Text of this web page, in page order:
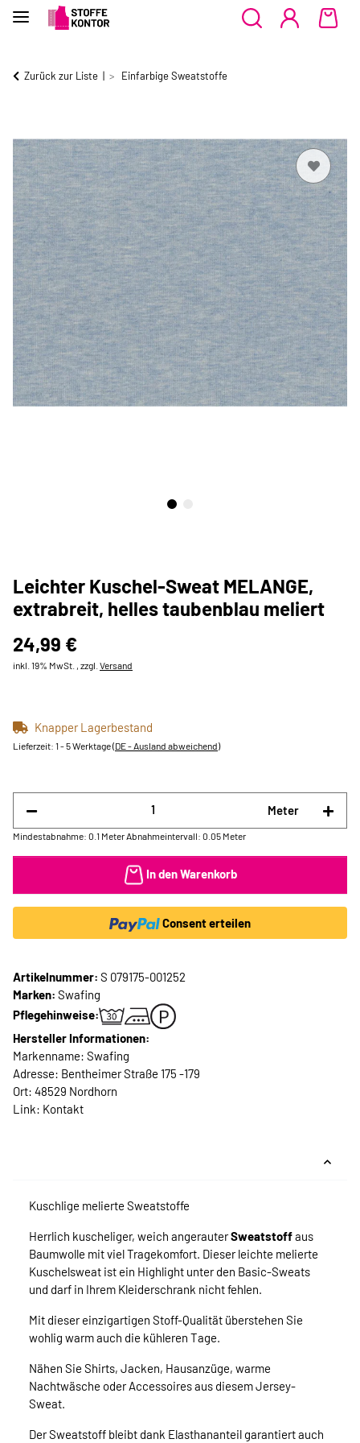
Zurück zur Liste Einfarbige Sweatstoffe
Leichter Kuschel-Sweat MELANGE,
extrabreit, helles taubenblau meliert
24,99 €
inkl. 19% MwSt. , zzgl. Versand
Knapper Lagerbestand
Lieferzeit: 1 - 5 Werktage(DE - Ausland abweichend)
Meter
Mindestabnahme: 0.1 Meter Abnahmeintervall: 0.05 Meter
In den Warenkorb
Consent erteilen
Artikelnummer: S 079175-001252
Marken: Swafing
Pflegehinweise:
Hersteller Informationen:
Markenname: Swafing
Adresse: Bentheimer Straße 175 -179
Ort: 48529 Nordhorn
Link: Kontakt
Kuschlige melierte Sweatstoffe
Herrlich kuscheliger, weich angerauterSweatstoffaus
Baumwolle mit viel Tragekomfort. Dieser leichte melierte
Kuschelsweat ist ein Highlight unter den Basic-Sweats
und darf in Ihrem Kleiderschrank nicht fehlen.
Mit dieser einzigartigen Stoff-Qualität überstehen Sie
wohlig warm auch die kühleren Tage.
Nähen Sie Shirts, Jacken, Hausanzüge, warme
Nachtwäsche oder Accessoires aus diesem Jersey-
Sweat.
Der Sweatstoff bleibt dank Elasthananteil garantiert auch